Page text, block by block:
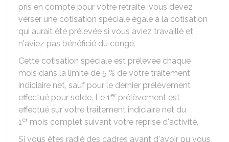
pris en compte pour votre retraite, vous devez
verser une cotisation spéciale égale à la cotisation
qui aurait été prélevée si vous aviez travaillé et
n'aviez pas bénéficié du congé.
Cette cotisation spéciale est prélevée chaque
mois dans la limite de 5 % de votre traitement
indiciaire net, sauf pour le dernier prélèvement
effectué pour solde. Le 1er prélèvement est
effectué sur votre traitement indiciaire net du
1er mois complet suivant votre reprise d'activité.
Si vous êtes radié des cadres avant d'avoir pu vous